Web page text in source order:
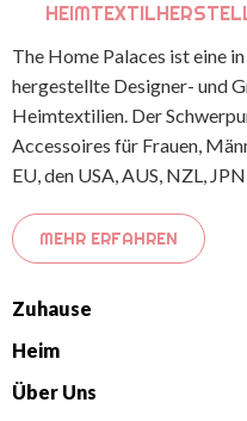
The Home Palaces ist eine
hergestellte Designer- und
Heimtextilien. Der
Accessoires für Frauen,
EU, den USA, AUS, NZL,
MEHR ERFAHREN
Zuhause
Heim
Über Uns